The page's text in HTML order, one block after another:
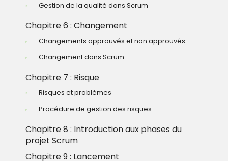
Gestion de la qualité dans Scrum
Chapitre 6 : Changement
Changements approuvés et non approuvés
Changement dans Scrum
Chapitre 7 : Risque
Risques et problèmes
Procédure de gestion des risques
Chapitre 8 : Introduction aux phases du
projet Scrum
Chapitre 9 : Lancement